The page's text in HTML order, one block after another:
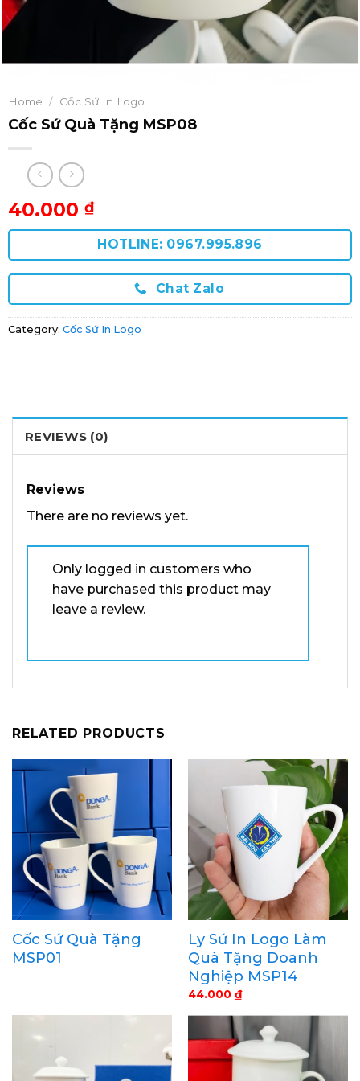
Home / Cốc Sứ In Logo
Cốc Sứ Quà Tặng MSP08
40.000 ₫
HOTLINE: 0967.995.896
Chat Zalo
Category: Cốc Sứ In Logo
REVIEWS (0)
Reviews
There are no reviews yet.
Only logged in customers who
have purchased this product may
leave a review.
RELATED PRODUCTS
Cốc Sứ Quà Tặng
MSP01
Ly Sứ In Logo Làm
Quà Tặng Doanh
Nghiệp MSP14
44.000 ₫